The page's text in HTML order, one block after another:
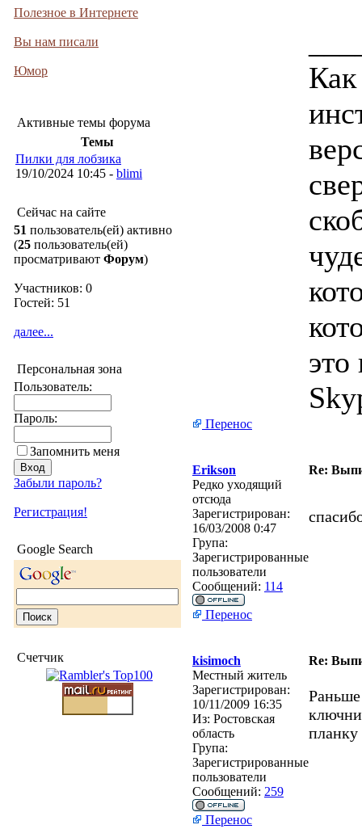
Полезное в Интернете
Вы нам писали
Юмор
Активные темы форума
Темы
Пилки для лобзика
19/10/2024 10:45 - blimi
Сейчас на сайте
51 пользователь(ей) активно
(25 пользователь(ей)
просматривают Форум)
Участников: 0
Гостей: 51
далее...
Персональная зона
Пользователь:
Пароль:
Запомнить меня
Забыли пароль?
Регистрация!
Google Search
Счетчик
это
Перенос
Erikson
Re:
Редко уходящий
отсюда
Зарегистрирован:
16/03/2008 0:47
Група:
Зарегистрированные
пользователи
Сообщений: 114
Перенос
kisimoch
Re:
Местный житель
Зарегистрирован:
10/11/2009 16:35
Из: Ростовская
область
Група:
Зарегистрированные
пользователи
Сообщений: 259
Раньше
Перенос